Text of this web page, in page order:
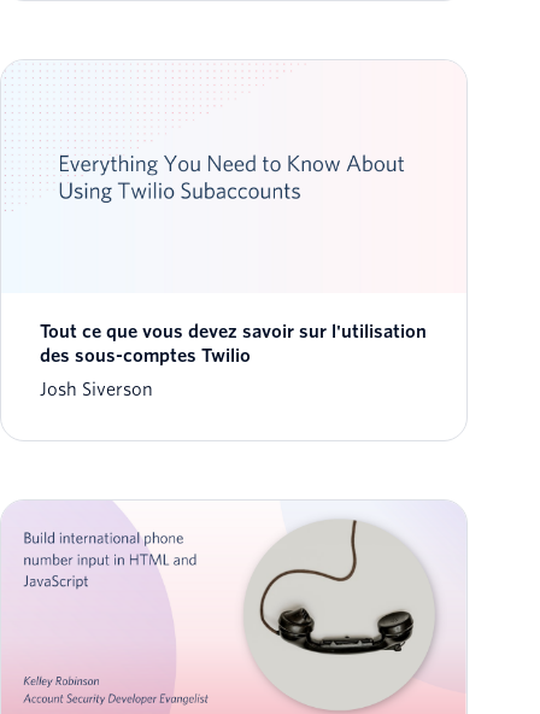
Tout ce que vous devez savoir sur l'utilisation
des sous-comptes Twilio
Josh Siverson